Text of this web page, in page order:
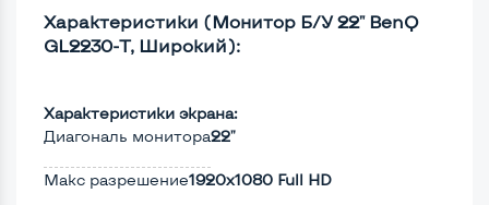
Характеристики (Монитор Б/У 22" BenQ
GL2230-T, Широкий):
Характеристики экрана:
Диагональ монитора22"
Макс разрешение1920x1080 Full HD